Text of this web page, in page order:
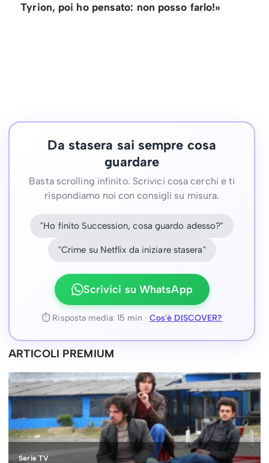
Tyrion, poi ho pensato: non posso farlo!»
Da stasera sai sempre cosa
guardare
Basta scrolling infinito. Scrivici cosa cerchi e ti
rispondiamo noi con consigli su misura.
"Ho finito Succession, cosa guardo adesso?"
"Crime su Netflix da iniziare stasera"
Scrivici su WhatsApp
⏱ Risposta media: 15 min · Cos'è DISCOVER?
ARTICOLI PREMIUM